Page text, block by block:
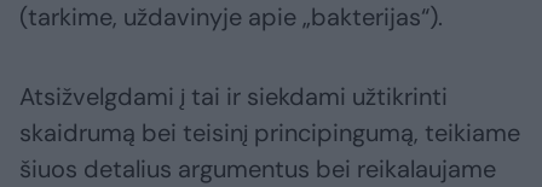
(tarkime, uždavinyje apie „bakterijas“).
Atsižvelgdami į tai ir siekdami užtikrinti
skaidrumą bei teisinį principingumą, teikiame
šiuos detalius argumentus bei reikalaujame